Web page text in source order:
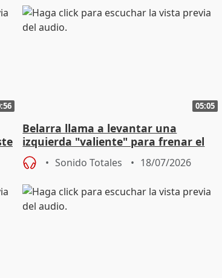
05:05
Belarra llama a levantar una
izquierda "valiente" para frenar el
avance de la extrema derecha
Sonido Totales 18/07/2026